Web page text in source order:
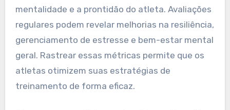
mentalidade e a prontidão do atleta. Avaliações
regulares podem revelar melhorias na resiliência,
gerenciamento de estresse e bem-estar mental
geral. Rastrear essas métricas permite que os
atletas otimizem suas estratégias de
treinamento de forma eficaz.